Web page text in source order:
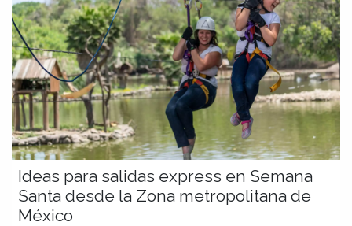
Ideas para salidas express en Semana
Santa desde la Zona metropolitana de
México